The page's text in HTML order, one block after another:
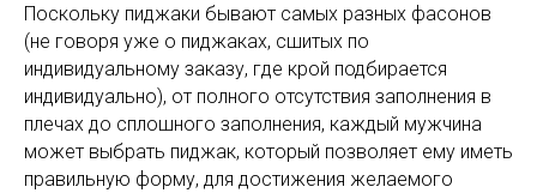
Поскольку пиджаки бывают самых разных фасонов
(не говоря уже о пиджаках, сшитых по
индивидуальному заказу, где крой подбирается
индивидуально), от полного отсутствия заполнения в
плечах до сплошного заполнения, каждый мужчина
может выбрать пиджак, который позволяет ему иметь
правильную форму, для достижения желаемого